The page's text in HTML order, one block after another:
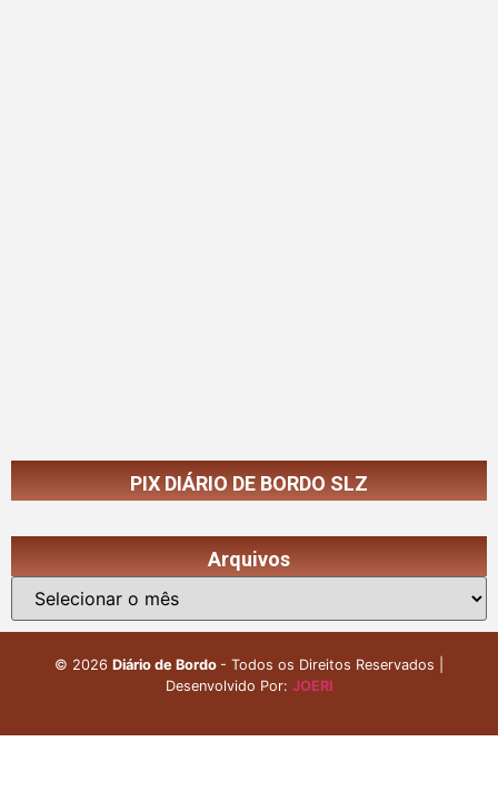
PIX DIÁRIO DE BORDO SLZ
Arquivos
© 2026 Diário de Bordo - Todos os Direitos Reservados |
Desenvolvido Por: JOERI